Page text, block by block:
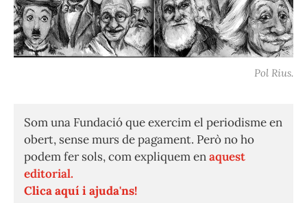
Pol Rius.
Som una Fundació que exercim el periodisme en
obert, sense murs de pagament. Però no ho
podem fer sols, com expliquem enaquest
editorial.
Clica aquí i ajuda'ns!